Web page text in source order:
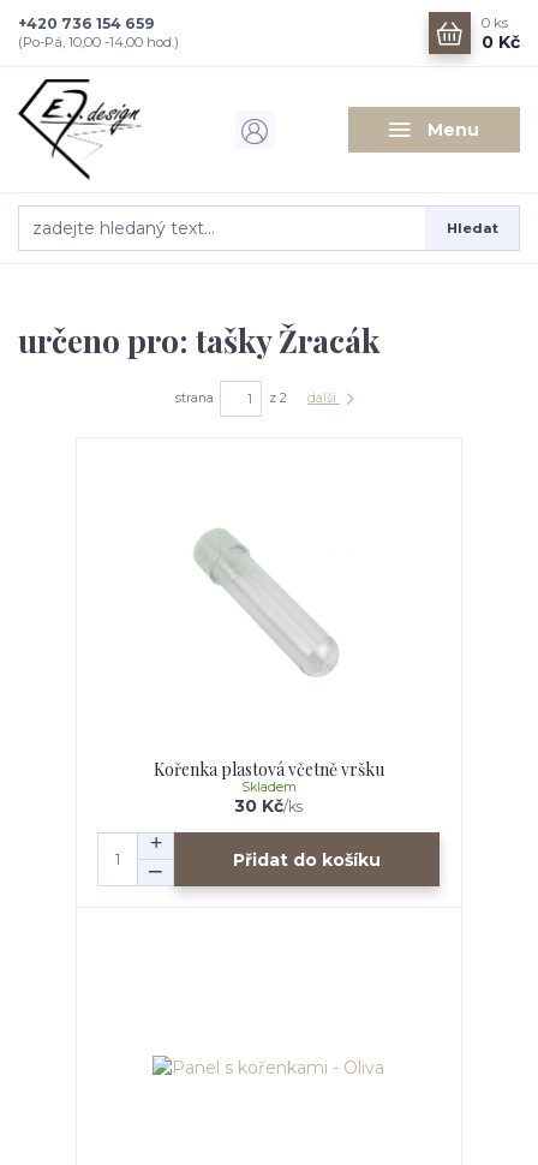
Menu
Hledat
+420 736 154 659
(Po-Pá, 10,00 -14,00 hod.)
0 ks
0 Kč
určeno pro: tašky Žracák
strana z 2 další
Kořenka plastová včetně vršku
30 Kč/ks
Skladem
Přidat do košíku